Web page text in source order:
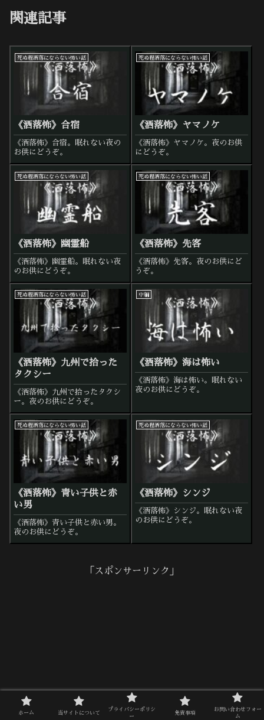
関連記事
死ぬ程洒落にならない怖い話
《洒落怖》合宿
《洒落怖》合宿。眠れない夜の
お供にどうぞ。
死ぬ程洒落にならない怖い話
《洒落怖》ヤマノケ
《洒落怖》ヤマノケ。夜のお供
にどうぞ。
死ぬ程洒落にならない怖い話
《洒落怖》幽霊船
《洒落怖》幽霊船。眠れない夜
のお供にどうぞ。
死ぬ程洒落にならない怖い話
《洒落怖》先客
《洒落怖》先客。夜のお供にど
うぞ。
死ぬ程洒落にならない怖い話
《洒落怖》九州で拾った
タクシー
《洒落怖》九州で拾ったタクシ
ー。夜のお供にどうぞ。
中編
《洒落怖》海は怖い
《洒落怖》海は怖い。眠れない
夜のお供にどうぞ。
死ぬ程洒落にならない怖い話
《洒落怖》青い子供と赤
い男
《洒落怖》青い子供と赤い男。
夜のお供にどうぞ。
死ぬ程洒落にならない怖い話
《洒落怖》シンジ
《洒落怖》シンジ。眠れない夜
のお供にどうぞ。
「スポンサーリンク」
ホーム 当サイトについて
プライバシーポリシ
ー
免責事項
お問い合わせフォー
ム